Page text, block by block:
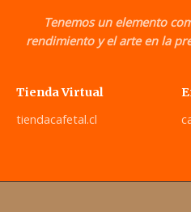
Tenemos un elemento
rendimiento y el arte en la
Tienda Virtual
tiendacafetal.cl